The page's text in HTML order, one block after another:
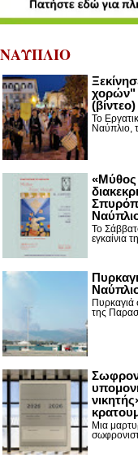
ΝΑΥΠΛΙΟ
χορών"
(βίντεο)
Το
Ναύπλιο,
«Μύθος
Το
εγκαίνια
Πυρκαγιά
της
Μια